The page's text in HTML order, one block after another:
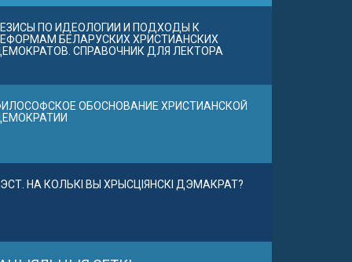
ПО ИДЕОЛОГИИ И ПОДХОДЫ К
БЕЛАРУСКИХ ХРИСТИАНСКИХ
СПРАВОЧНИК ДЛЯ ЛЕКТОРА
ОБОСНОВАНИЕ ХРИСТИАНСКОЙ
НА КОЛЬКІ ВЫ ХРЫСЦІЯНСКІ ДЭМАКРАТ?